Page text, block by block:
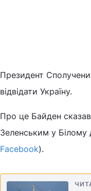
Президент
відвідати Україну.
Про це Байден
Зеленським у Білому
Facebook).